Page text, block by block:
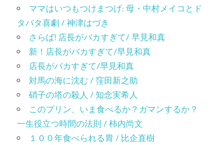
ママはいつもつけまつげ: 母・中村メイコとド
タバタ喜劇 / 神津はづき
さらば! 店長がバカすぎて/ 早見和真
新！店長がバカすぎて/早見和真
店長がバカすぎて/早見和真
対馬の海に沈む / 窪田新之助
硝子の塔の殺人 / 知念実希人
このプリン、いま食べるか？ガマンするか？
一生役立つ時間の法則 / 柿内尚文
１００年食べられる胃 / 比企直樹